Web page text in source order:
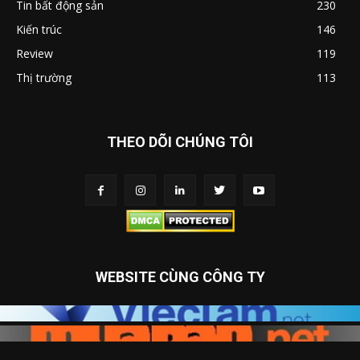
Tin bất động sản
230
Kiến trúc
146
Review
119
Thị trường
113
THEO DÕI CHÚNG TÔI
WEBSITE CÙNG CÔNG TY